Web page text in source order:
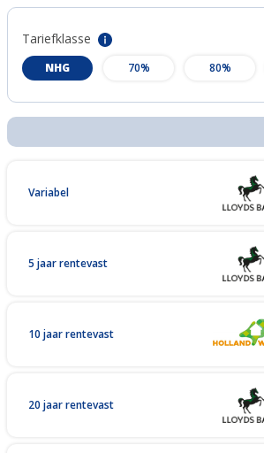
Tariefklasse
NHG 70% 80%
Variabel
5 jaar rentevast
10 jaar rentevast
20 jaar rentevast